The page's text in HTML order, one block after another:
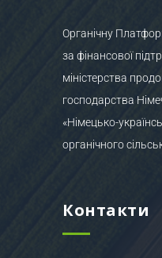
Органічну
за фінансової
міністерства
господарства
«Німецько-
органічного
Контакти